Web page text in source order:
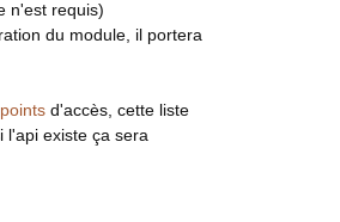
n'est requis)
du module, il portera
d'accès, cette liste
l'api existe ça sera